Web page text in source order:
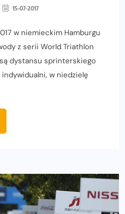
15-07-2017
w niemieckim Hamburgu
z serii World Triathlon
dystansu sprinterskiego
w niedzielę